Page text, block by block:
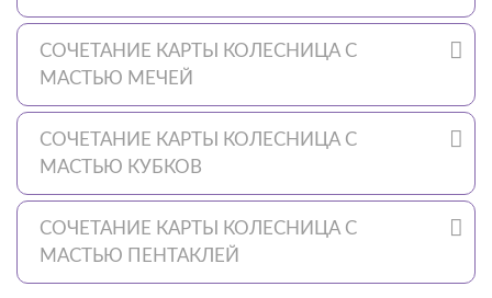
СОЧЕТАНИЕ КАРТЫ КОЛЕСНИЦА С
МАСТЬЮ МЕЧЕЙ
СОЧЕТАНИЕ КАРТЫ КОЛЕСНИЦА С
МАСТЬЮ КУБКОВ
СОЧЕТАНИЕ КАРТЫ КОЛЕСНИЦА С
МАСТЬЮ ПЕНТАКЛЕЙ